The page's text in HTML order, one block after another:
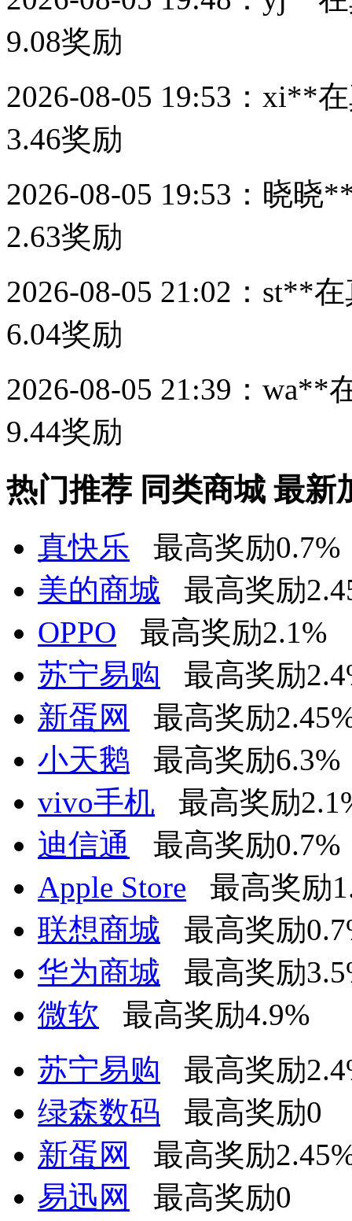
9.08奖励
2026-08-05 19:53： xi**
3.46奖励
2026-08-05 19:53： 晓晓
2.63奖励
2026-08-05 21:02： st**在
6.04奖励
2026-08-05 21:39： wa**
9.44奖励
热门推荐 同类商城 最新
真快乐 最高奖励0.7%
美的商城 最高奖励
OPPO 最高奖励2.1%
苏宁易购 最高奖励
新蛋网
最高奖励
小天鹅 最高奖励6.3%
vivo手机 最高奖励
迪信通
最高奖励0.7%
Apple Store 最高奖励
联想商城 最高奖励
华为商城 最高奖励
微软 最高奖励4.9%
苏宁易购 最高奖励
绿森数码 最高奖励0
新蛋网
最高奖励
易迅网
最高奖励0